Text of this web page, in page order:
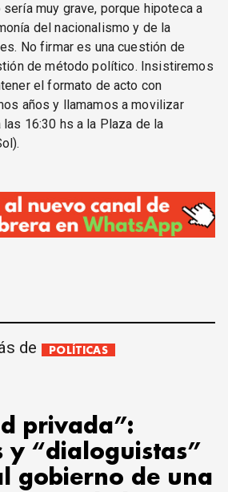
muy grave, porque hipoteca a
del nacionalismo y de la
No firmar es una cuestión de
de método político. Insistiremos
el formato de acto con
años y llamamos a movilizar
16:30 hs a la Plaza de la
de POLÍTICAS
privada”:
y “dialoguistas”
gobierno de una